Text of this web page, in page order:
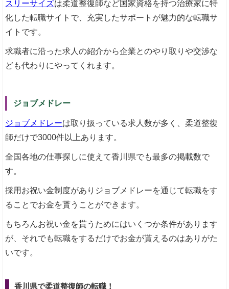
スリーサイズは柔道整復師など国家資格を持つ治療家に特
化した転職サイトで、充実したサポートが魅力的な転職サ
イトです。
求職者に沿った求人の紹介から企業とのやり取りや交渉な
ども代わりにやってくれます。
ジョブメドレー
ジョブメドレーは取り扱っている求人数が多く、柔道整復
師だけで3000件以上あります。
全国各地の仕事探しに使えて香川県でも最多の掲載数で
す。
採用お祝い金制度がありジョブメドレーを通じて転職をす
ることでお金を貰うことができます。
もちろんお祝い金を貰うためにはいくつか条件があります
が、それでも転職をするだけでお金が貰えるのはありがた
いです。
香川県で柔道整復師の転職！